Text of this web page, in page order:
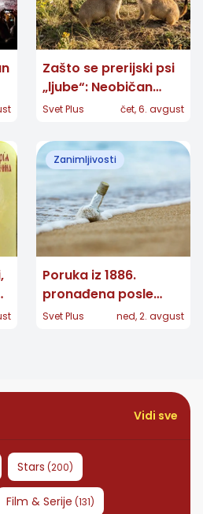
Zašto se prerijski psi
„ljube“: Neobičan
pozdrav otkriva ko
Svet Plus čet, 6. avgust
Zanimljivosti
Poruka iz 1886.
pronađena posle
skoro 132 godine:
Svet Plus ned, 2. avgust
Vidi sve
Stars (200)
Film & Serije (131)